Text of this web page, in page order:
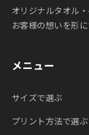
オリジナルタオル
お客様の想いを形
メニュー
サイズで選ぶ
プリント方法で選ぶ